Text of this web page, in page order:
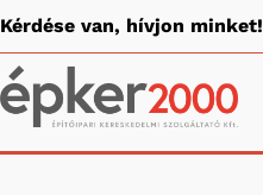
Kérdése van, hívjon minket!